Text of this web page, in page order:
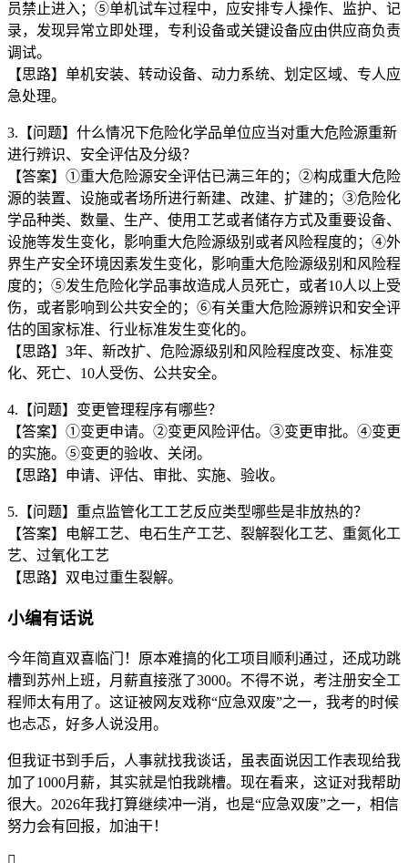
员禁止进入；⑤单机试车过程中，应安排专人操作、监护、记
录，发现异常立即处理，专利设备或关键设备应由供应商负责
调试。
【思路】单机安装、转动设备、动力系统、划定区域、专人应
急处理。
3.【问题】什么情况下危险化学品单位应当对重大危险源重新
进行辨识、安全评估及分级？
【答案】①重大危险源安全评估已满三年的；②构成重大危险
源的装置、设施或者场所进行新建、改建、扩建的；③危险化
学品种类、数量、生产、使用工艺或者储存方式及重要设备、
设施等发生变化，影响重大危险源级别或者风险程度的；④外
界生产安全环境因素发生变化，影响重大危险源级别和风险程
度的；⑤发生危险化学品事故造成人员死亡，或者10人以上受
伤，或者影响到公共安全的；⑥有关重大危险源辨识和安全评
估的国家标准、行业标准发生变化的。
【思路】3年、新改扩、危险源级别和风险程度改变、标准变
化、死亡、10人受伤、公共安全。
4.【问题】变更管理程序有哪些？
【答案】①变更申请。②变更风险评估。③变更审批。④变更
的实施。⑤变更的验收、关闭。
【思路】申请、评估、审批、实施、验收。
5.【问题】重点监管化工工艺反应类型哪些是非放热的？
【答案】电解工艺、电石生产工艺、裂解裂化工艺、重氮化工
艺、过氧化工艺
【思路】双电过重生裂解。
小编有话说
今年简直双喜临门！原本难搞的化工项目顺利通过，还成功跳
槽到苏州上班，月薪直接涨了3000。不得不说，考注册安全工
程师太有用了。这证被网友戏称“应急双废”之一，我考的时候
也忐忑，好多人说没用。
但我证书到手后，人事就找我谈话，虽表面说因工作表现给我
加了1000月薪，其实就是怕我跳槽。现在看来，这证对我帮助
很大。2026年我打算继续冲一消，也是“应急双废”之一，相信
努力会有回报，加油干！